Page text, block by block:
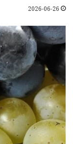
2026-06-26